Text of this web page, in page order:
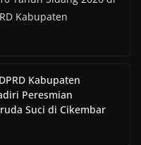
Kabupaten
Kabupaten
Peresmian
Suci di Cikembar